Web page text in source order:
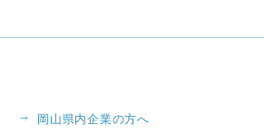
岡山県内企業の方へ